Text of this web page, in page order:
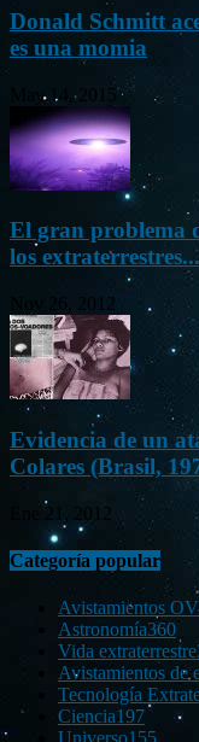
Donald Schmitt
es una momia
May 14, 2015
El gran problema
los extraterrestres...
Nov 26, 2012
Evidencia de un
Colares (Brasil,
Ene 21, 2012
Categoría popular
Avistamientos
Astronomía360
Vida extraterrestre
Avistamientos de
Tecnología
Ciencia197